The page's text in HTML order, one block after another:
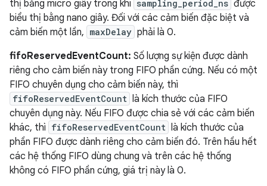
thị bằng micro giây trong khi sampling_period_ns được
biểu thị bằng nano giây. Đối với các cảm biến đặc biệt và
cảm biến một lần, maxDelay phải là 0.
fifoReservedEventCount: Số lượng sự kiện được dành
riêng cho cảm biến này trong FIFO phần cứng. Nếu có một
FIFO chuyên dụng cho cảm biến này, thì
fifoReservedEventCount là kích thước của FIFO
chuyên dụng này. Nếu FIFO được chia sẻ với các cảm biến
khác, thì fifoReservedEventCount là kích thước của
phần FIFO được dành riêng cho cảm biến đó. Trên hầu hết
các hệ thống FIFO dùng chung và trên các hệ thống
không có FIFO phần cứng, giá trị này là 0.